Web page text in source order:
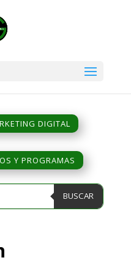
DIGITAL
Y PROGRAMAS
BUSCAR